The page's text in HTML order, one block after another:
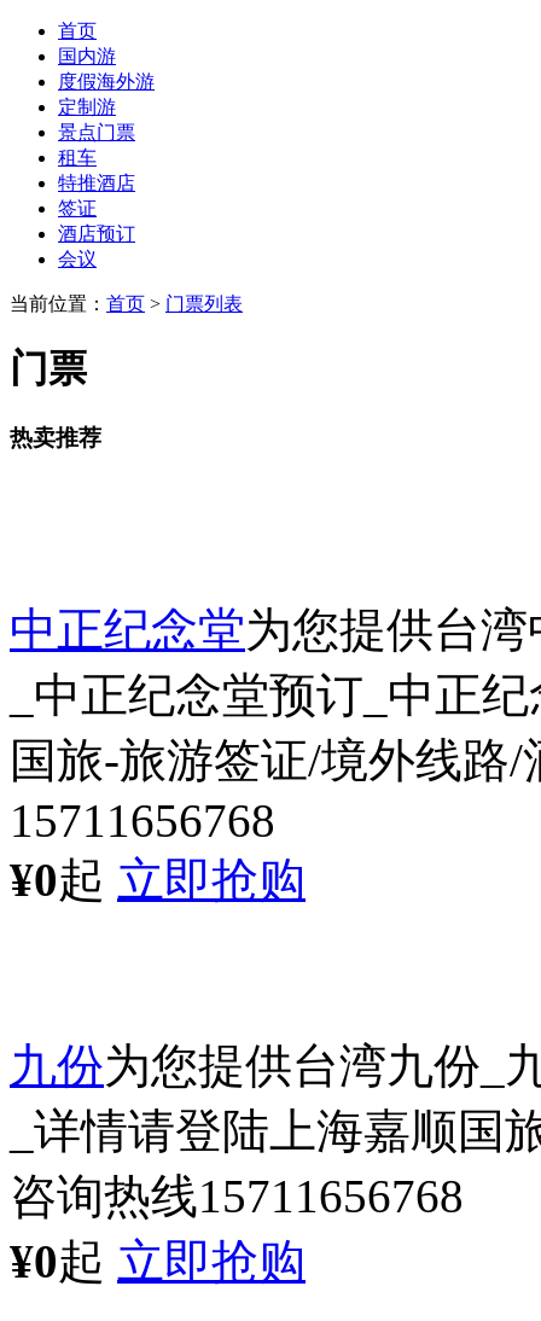
首页
国内游
度假海外游
定制游
景点门票
租车
特推酒店
签证
酒店预订
会议
当前位置： 首页 > 门票列表
门票
热卖推荐
中正纪念堂为您提供台
_中正纪念堂预订_中正
国旅-旅游签证/境外线路
15711656768
¥0起 立即抢购
九份为您提供台湾九份_
_详情请登陆上海嘉顺国
咨询热线15711656768
¥0起 立即抢购